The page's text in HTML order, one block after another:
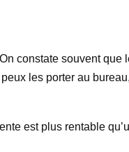
constate souvent
les porter au
est plus rentable